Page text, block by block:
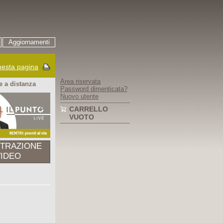
Aggiornamenti
pagina
a distanza
Area riservata
Password dimenticata?
Nuovo utente
CARRELLO
VUOTO